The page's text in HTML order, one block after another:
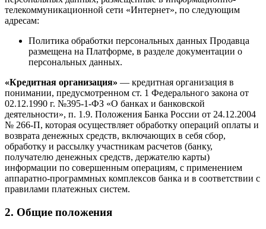
телекоммуникационной сети «Интернет», по следующим
адресам:
Политика обработки персональных данных Продавца
размещена на Платформе, в разделе документации о
персональных данных.
«Кредитная организация» — кредитная организация в
понимании, предусмотренном ст. 1 Федерального закона от
02.12.1990 г. №395-1-ФЗ «О банках и банковской
деятельности», п. 1.9. Положения Банка России от 24.12.2004
№ 266-П, которая осуществляет обработку операций оплаты и
возврата денежных средств, включающих в себя сбор,
обработку и рассылку участникам расчетов (банку,
получателю денежных средств, держателю карты)
информации по совершенным операциям, с применением
аппаратно-программных комплексов банка и в соответствии с
правилами платежных систем.
2. Общие положения